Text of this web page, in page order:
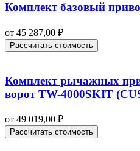
Комплект базовый
от 45 287,00 ₽
Рассчитать стоимость
Комплект рычажных
ворот TW-4000SKIT
от 49 019,00 ₽
Рассчитать стоимость